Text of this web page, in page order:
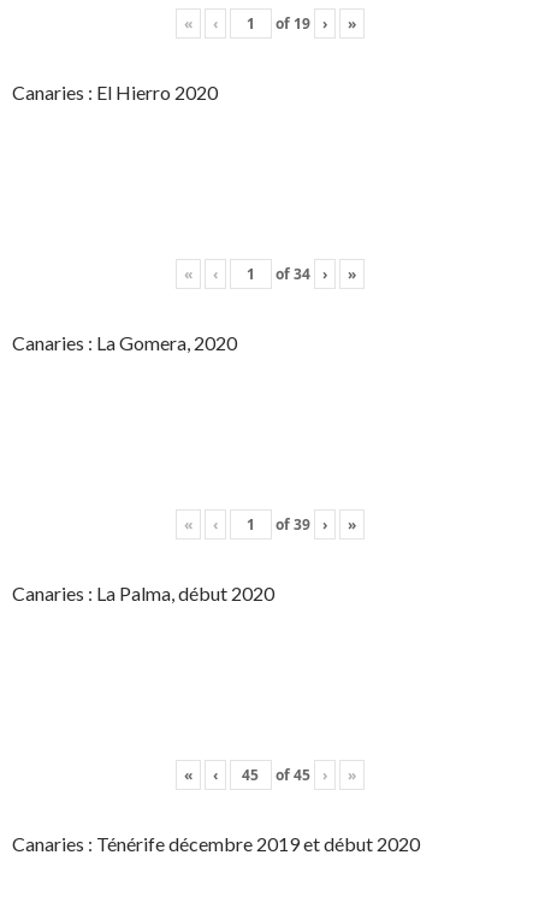
« ‹ of 19 › »
Canaries : El Hierro 2020
« ‹ of34 › »
Canaries : La Gomera, 2020
« ‹ of39 › »
Canaries : La Palma, début 2020
« ‹ of45 › »
Canaries : Ténérife décembre 2019 et début 2020